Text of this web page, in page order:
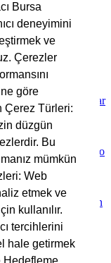
Bursa
deneyimini
ve
Çerezler
göre
Çerez Türleri:
düzgün
Bu
mümkün
Web
etmek ve
kullanılır.
tercihlerini
hale getirmek
Site
Sıkça Sorulan Sorular
Ödeme
Kargo
Kadife Kumaş
Rotasyon
Bursa0224